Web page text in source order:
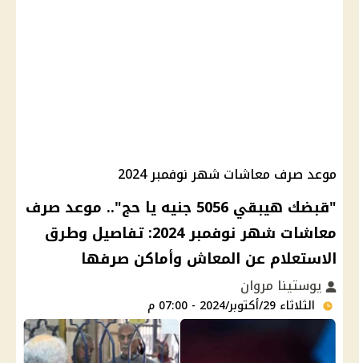
موعد صرف معاشات شهر نوفمبر 2024
"قبضك هيبقي 5056 جنيه يا حج".. موعد صرف
معاشات شهر نوفمبر 2024: تفاصيل وطرق
الاستعلام عن المعاش وأماكن صرفها
يوستينا مروان
الثلاثاء 29/أكتوبر/2024 - 07:00 م